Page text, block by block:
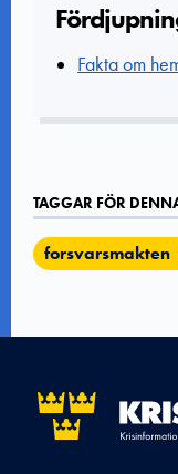
Fakta om
TAGGAR FÖR
forsvarsmakten